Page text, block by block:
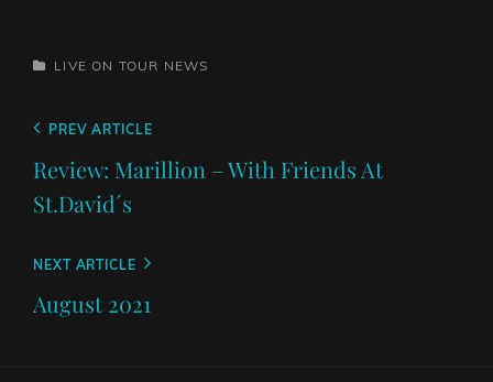
CATEGORIES
LIVE ON TOUR NEWS
Beitragsnavigation
Previous
PREV ARTICLE
Review: Marillion – With Friends At
St.David´s
Next
NEXT ARTICLE
August 2021